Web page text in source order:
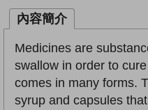
內容簡介
Medicines are
swallow in order to
comes in many forms.
syrup and capsules